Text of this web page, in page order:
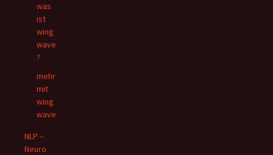
was
ist
wing
wave
?
mehr
mit
wing
wave
NLP –
Neuro